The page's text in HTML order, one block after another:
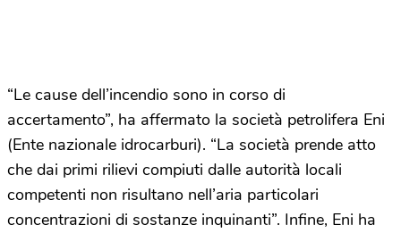
“Le cause dell’incendio sono in corso di
accertamento”, ha affermato la società petrolifera Eni
(Ente nazionale idrocarburi). “La società prende atto
che dai primi rilievi compiuti dalle autorità locali
competenti non risultano nell’aria particolari
concentrazioni di sostanze inquinanti”. Infine, Eni ha